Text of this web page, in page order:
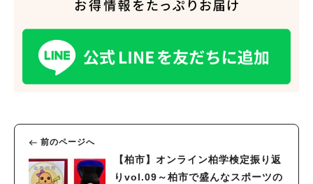
前のページへ
【柏市】オンライン柏学検定振り返
りvol.09～柏市で盛んなスポーツの